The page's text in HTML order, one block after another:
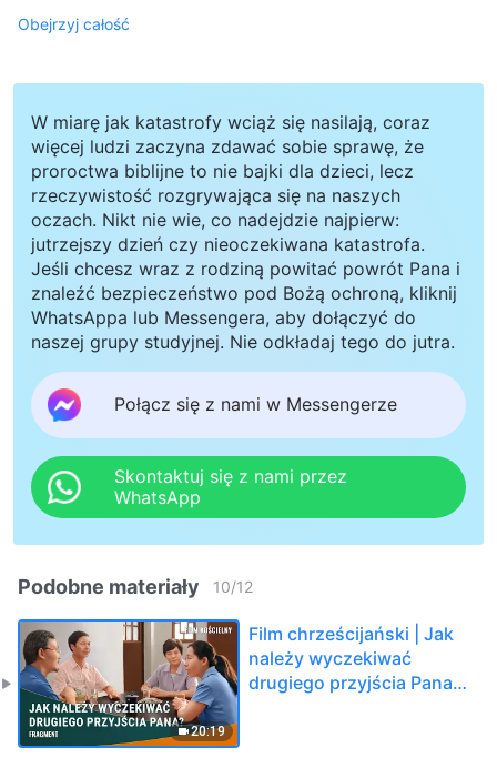
Obejrzyj całość
W miarę jak katastrofy wciąż się nasilają, coraz
więcej ludzi zaczyna zdawać sobie sprawę, że
proroctwa biblijne to nie bajki dla dzieci, lecz
rzeczywistość rozgrywająca się na naszych
oczach. Nikt nie wie, co nadejdzie najpierw:
jutrzejszy dzień czy nieoczekiwana katastrofa.
Jeśli chcesz wraz z rodziną powitać powrót Pana i
znaleźć bezpieczeństwo pod Bożą ochroną, kliknij
WhatsAppa lub Messengera, aby dołączyć do
naszej grupy studyjnej. Nie odkładaj tego do jutra.
Połącz się z nami w Messengerze
Skontaktuj się z nami przez
WhatsApp
Podobne materiały 10/12
20:19
Film chrześcijański | Jak
należy wyczekiwać
drugiego przyjścia Pana?